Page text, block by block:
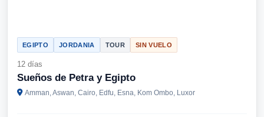
EGIPTO JORDANIA TOUR SIN VUELO
12 días
Sueños de Petra y Egipto
Amman, Aswan, Cairo, Edfu, Esna, Kom Ombo, Luxor